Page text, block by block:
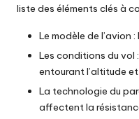
liste des éléments clés à
Le modèle de l’avion :
Les conditions du
entourant l’altitude
La technologie du
affectent la